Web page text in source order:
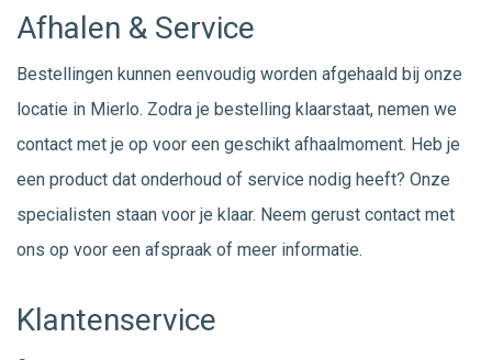
Afhalen & Service
Bestellingen kunnen eenvoudig worden afgehaald bij onze
locatie in Mierlo. Zodra je bestelling klaarstaat, nemen we
contact met je op voor een geschikt afhaalmoment. Heb je
een product dat onderhoud of service nodig heeft? Onze
specialisten staan voor je klaar. Neem gerust contact met
ons op voor een afspraak of meer informatie.
Klantenservice